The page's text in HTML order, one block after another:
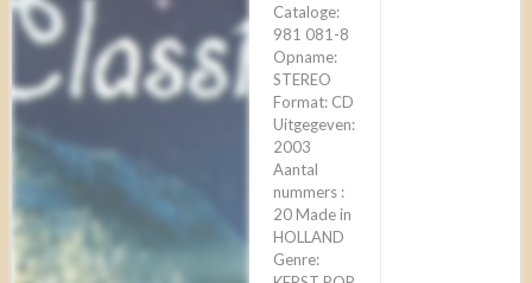
Cataloge:
981 081-8
Opname:
STEREO
Format: CD
Uitgegeven:
2003
Aantal
nummers :
20 Made in
HOLLAND
Genre: